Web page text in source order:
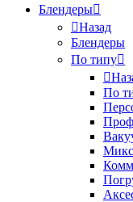
Блендеры
Назад
Блендеры
По типу
По